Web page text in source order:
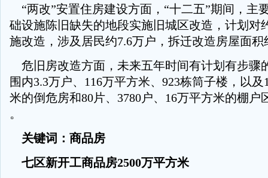
“两改”安置住房建设方面，“十二五”期间，主
础设施陈旧缺失的地段实施旧城区改造，计划对
施改造，涉及居民约7.6万户，拆迁改造房屋面积
危旧房改造方面，未来五年时间有计划有步骤
围内3.3万户、116万平方米、923栋筒子楼，以
米的倒危房和80片、3780户、16万平方米的棚户
。
关键词：商品房
七区新开工商品房2500万平方米